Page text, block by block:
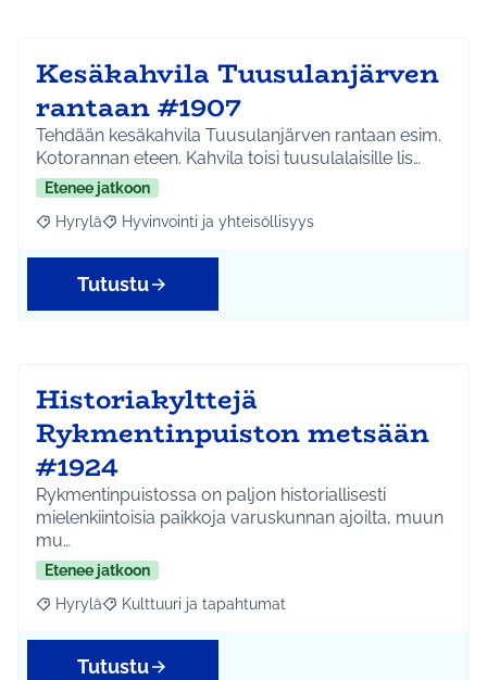
Kesäkahvila Tuusulanjärven
rantaan #1907
Tehdään kesäkahvila Tuusulanjärven rantaan esim.
Kotorannan eteen. Kahvila toisi tuusulalaisille lis…
Etenee jatkoon
Rajaa tulokset aihepiirin mukaan: Hyrylä
Hyrylä Rajaa tulokset teeman mukaan: Hyvinvointi ja
Hyvinvointi ja yhteisöllisyys
Tutustu
Historiakylttejä
Rykmentinpuiston metsään
#1924
Rykmentinpuistossa on paljon historiallisesti
mielenkiintoisia paikkoja varuskunnan ajoilta, muun
mu…
Etenee jatkoon
Rajaa tulokset aihepiirin mukaan: Hyrylä
Hyrylä Rajaa tulokset teeman mukaan: Kulttuuri ja
Kulttuuri ja tapahtumat
Tutustu